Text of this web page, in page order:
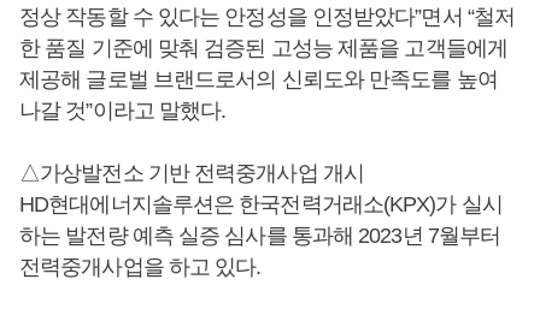
정상 작동할 수 있다는 안정성을 인정받았다”면서 “철저
한 품질 기준에 맞춰 검증된 고성능 제품을 고객들에게
제공해 글로벌 브랜드로서의 신뢰도와 만족도를 높여
나갈 것”이라고 말했다.
△가상발전소 기반 전력중개사업 개시
HD현대에너지솔루션은 한국전력거래소(KPX)가 실시
하는 발전량 예측 실증 심사를 통과해 2023년 7월부터
전력중개사업을 하고 있다.